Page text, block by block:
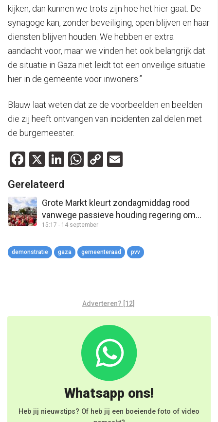
kijken, dan kunnen we trots zijn hoe het hier gaat. De
synagoge kan, zonder beveiliging, open blijven en haar
diensten blijven houden. We hebben er extra
aandacht voor, maar we vinden het ook belangrijk dat
de situatie in Gaza niet leidt tot een onveilige situatie
hier in de gemeente voor inwoners.”
Blauw laat weten dat ze de voorbeelden en beelden
die zij heeft ontvangen van incidenten zal delen met
de burgemeester.
Facebook
X LinkedIn
WhatsApp
Copy
Gerelateerd
Grote Markt kleurt zondagmiddag rood
vanwege passieve houding regering om
Gaza: “Er voltrekt zich een ramp”
15:17 - 14 september
demonstratie gaza gemeenteraad pvv
Adverteren? [12]
Whatsapp ons!
Heb jij nieuwstips? Of heb jij een boeiende foto of video